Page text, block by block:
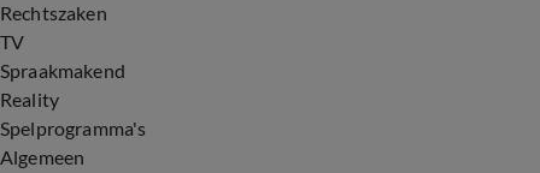
Rechtszaken
TV
Spraakmakend
Reality
Spelprogramma's
Algemeen